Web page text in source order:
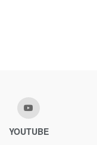
YOUTUBE